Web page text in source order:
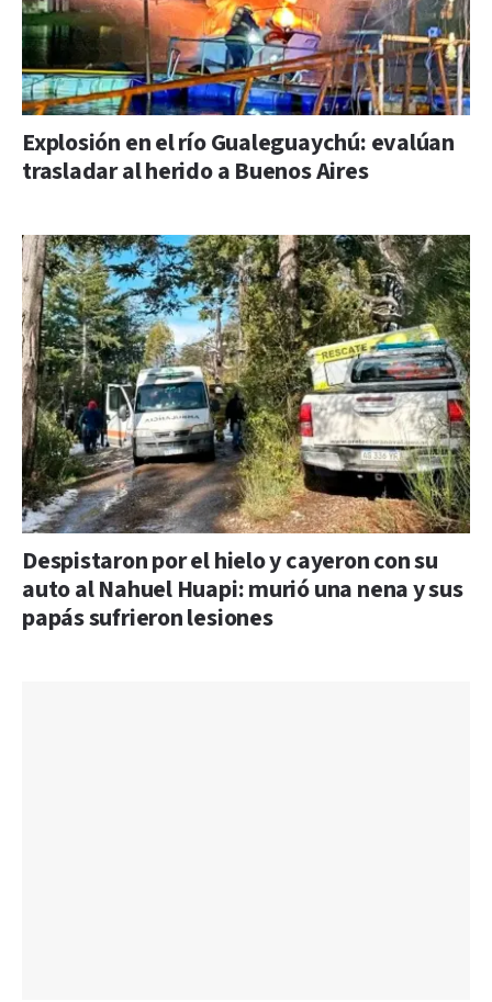
Explosión en el río Gualeguaychú: evalúan
trasladar al herido a Buenos Aires
Despistaron por el hielo y cayeron con su
auto al Nahuel Huapi: murió una nena y sus
papás sufrieron lesiones